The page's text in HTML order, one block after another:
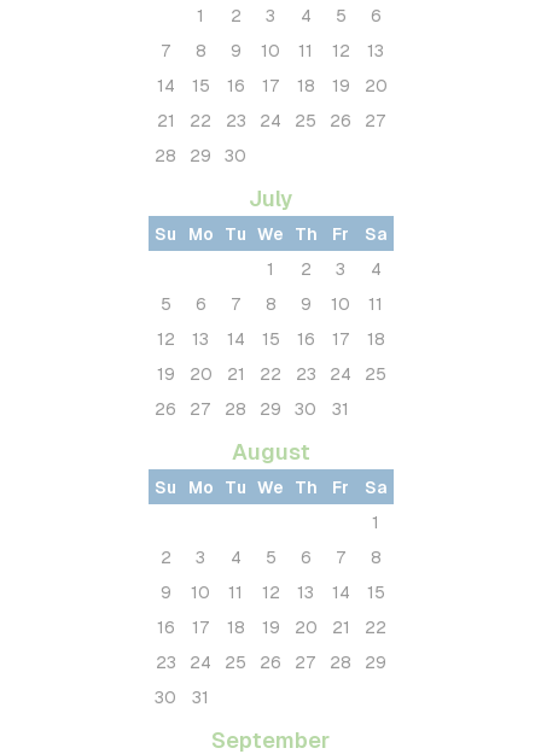
1
2 3 4 5
6
7
8 9 10 11 12
13
14
15 16 17 18 19
20
21
22 23 24 25 26
27
28
29 30
July
Su Mo Tu We Th Fr
Sa
1
2 3
4
5
6 7 8 9 10
11
12
13 14 15 16 17
18
19
20 21 22 23 24
25
26
27 28 29 30 31
August
Su Mo Tu We Th Fr
Sa
1
2
3 4 5 6 7
8
9
10 11 12 13 14
15
16
17 18 19 20 21
22
23
24 25 26 27 28
29
30
31
September